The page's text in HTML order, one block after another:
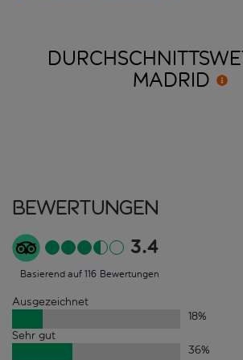
MADRID
Bewertungen
3.4
Basierend auf 116 Bewertungen
Ausgezeichnet
18%
Sehr gut
36%